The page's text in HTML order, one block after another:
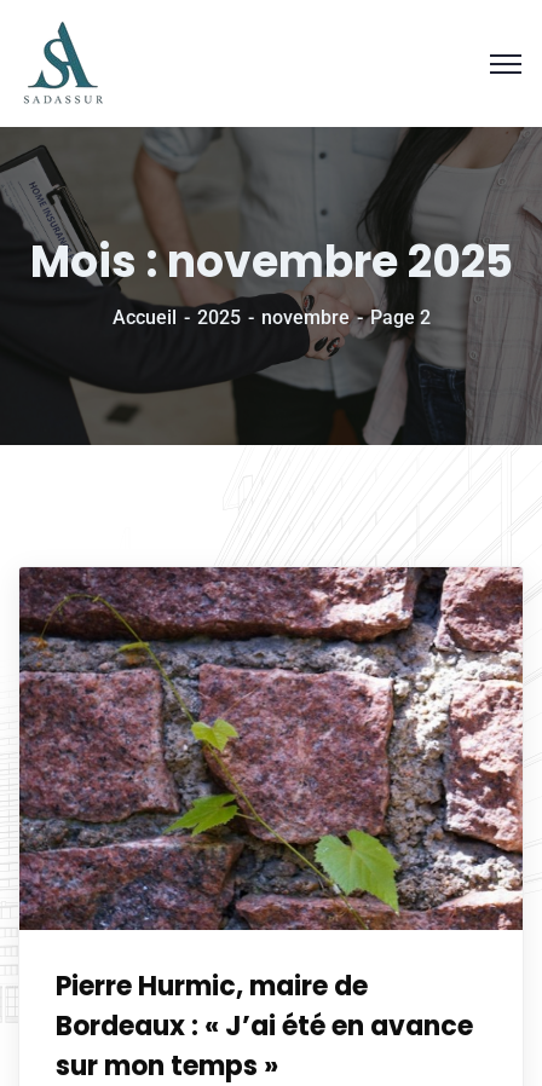
Mois :novembre 2025
Accueil 2025 novembre Page 2
Pierre Hurmic, maire de
Bordeaux : « J’ai été en avance
sur mon temps »